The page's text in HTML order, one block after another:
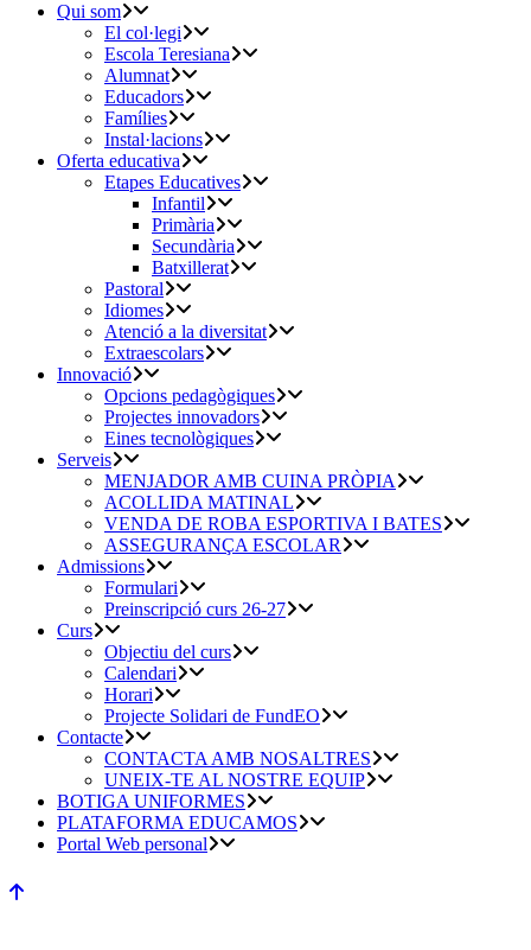
Qui som
El col·legi
Escola Teresiana
Alumnat
Educadors
Famílies
Instal·lacions
Oferta educativa
Etapes Educatives
Infantil
Primària
Secundària
Batxillerat
Pastoral
Idiomes
Atenció a la diversitat
Extraescolars
Innovació
Opcions pedagògiques
Projectes innovadors
Eines tecnològiques
Serveis
MENJADOR AMB CUINA PRÒPIA
ACOLLIDA MATINAL
VENDA DE ROBA ESPORTIVA I BATES
ASSEGURANÇA ESCOLAR
Admissions
Formulari
Preinscripció curs 26-27
Curs
Objectiu del curs
Calendari
Horari
Projecte Solidari de FundEO
Contacte
CONTACTA AMB NOSALTRES
UNEIX-TE AL NOSTRE EQUIP
BOTIGA UNIFORMES
PLATAFORMA EDUCAMOS
Portal Web personal